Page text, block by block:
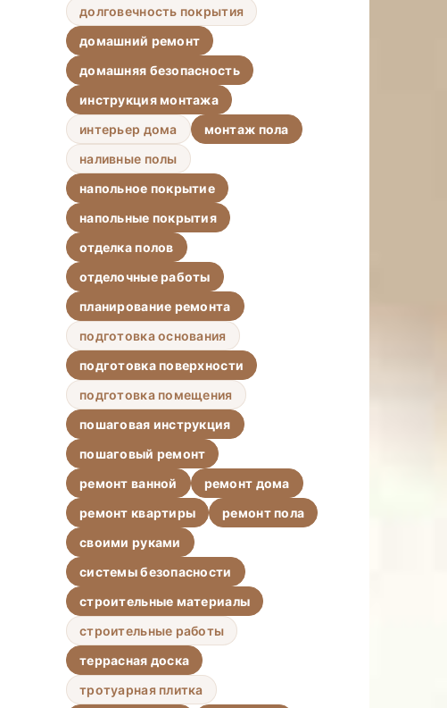
долговечность покрытия
домашний ремонт
домашняя безопасность
инструкция монтажа
интерьер дома
монтаж пола
наливные полы
напольное покрытие
напольные покрытия
отделка полов
отделочные работы
планирование ремонта
подготовка основания
подготовка поверхности
подготовка помещения
пошаговая инструкция
пошаговый ремонт
ремонт ванной
ремонт дома
ремонт квартиры
ремонт пола
своими руками
системы безопасности
строительные материалы
строительные работы
террасная доска
тротуарная плитка